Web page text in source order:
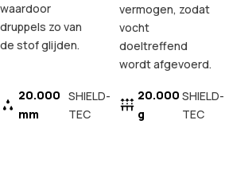
waardoor
druppels zo van
de stof glijden.
20.000
mm
SHIELD-
TEC
vermogen, zodat
vocht
doeltreffend
wordt afgevoerd.
20.000
g
SHIELD-
TEC